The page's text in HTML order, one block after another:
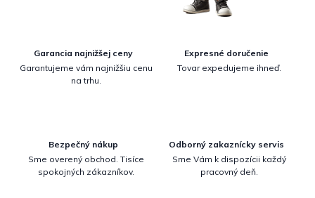
Garancia najnižšej ceny
Garantujeme vám najnižšiu cenu
na trhu.
Expresné doručenie
Tovar expedujeme ihneď.
Bezpečný nákup
Sme overený obchod. Tisíce
spokojných zákazníkov.
Odborný zakaznícky servis
Sme Vám k dispozícii každý
pracovný deň.